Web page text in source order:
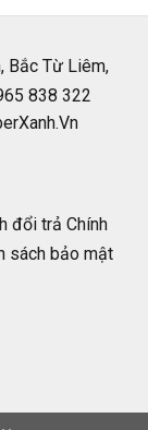
Bắc Từ Liêm,
838 322
đổi trả Chính
sách bảo mật